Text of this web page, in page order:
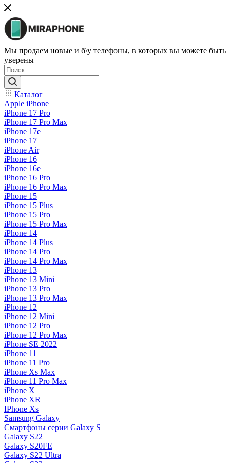
Мы продаем новые и б\у телефоны, в которых вы можете быть
уверены
Каталог
Apple iPhone
iPhone 17 Pro
iPhone 17 Pro Max
iPhone 17e
iPhone 17
iPhone Air
iPhone 16
iPhone 16e
iPhone 16 Pro
iPhone 16 Pro Max
iPhone 15
iPhone 15 Plus
iPhone 15 Pro
iPhone 15 Pro Max
iPhone 14
iPhone 14 Plus
iPhone 14 Pro
iPhone 14 Pro Max
iPhone 13
iPhone 13 Mini
iPhone 13 Pro
iPhone 13 Pro Max
iPhone 12
iPhone 12 Mini
iPhone 12 Pro
iPhone 12 Pro Max
iPhone SE 2022
iPhone 11
iPhone 11 Pro
iPhone Xs Max
iPhone 11 Pro Max
iPhone X
iPhone XR
IPhone Xs
Samsung Galaxy
Смартфоны серии Galaxy S
Galaxy S22
Galaxy S20FE
Galaxy S22 Ultra